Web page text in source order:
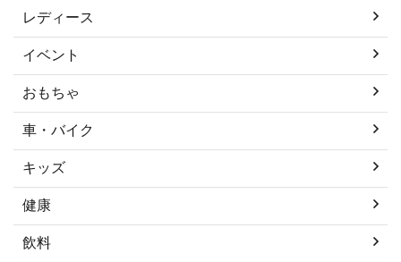
レディース
イベント
おもちゃ
車・バイク
キッズ
健康
飲料